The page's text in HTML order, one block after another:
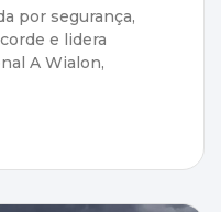
por segurança,
e lidera
A Wialon,